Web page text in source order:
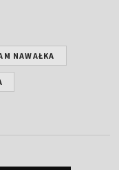
NAWAŁKA